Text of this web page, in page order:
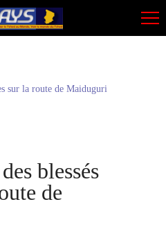
sur la route de Maiduguri
blessés
de